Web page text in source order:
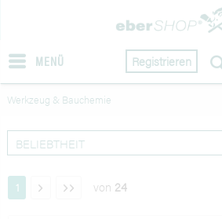
MENÜ Registrieren
Werkzeug & Bauchemie
1 von 24